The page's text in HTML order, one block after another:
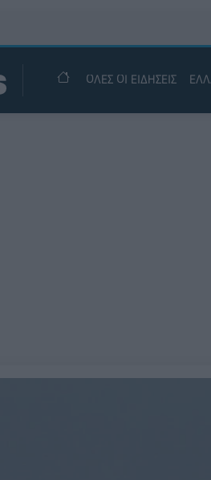
ΟΛΕΣ ΟΙ ΕΙΔΗΣΕΙΣ